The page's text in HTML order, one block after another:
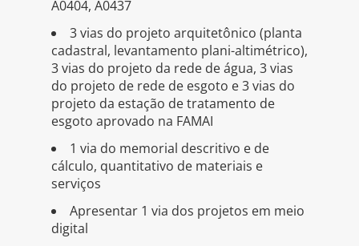
A0404, A0437
3 vias do projeto arquitetônico (planta
cadastral, levantamento plani-altimétrico),
3 vias do projeto da rede de água, 3 vias
do projeto de rede de esgoto e 3 vias do
projeto da estação de tratamento de
esgoto aprovado na FAMAI
1 via do memorial descritivo e de
cálculo, quantitativo de materiais e
serviços
Apresentar 1 via dos projetos em meio
digital